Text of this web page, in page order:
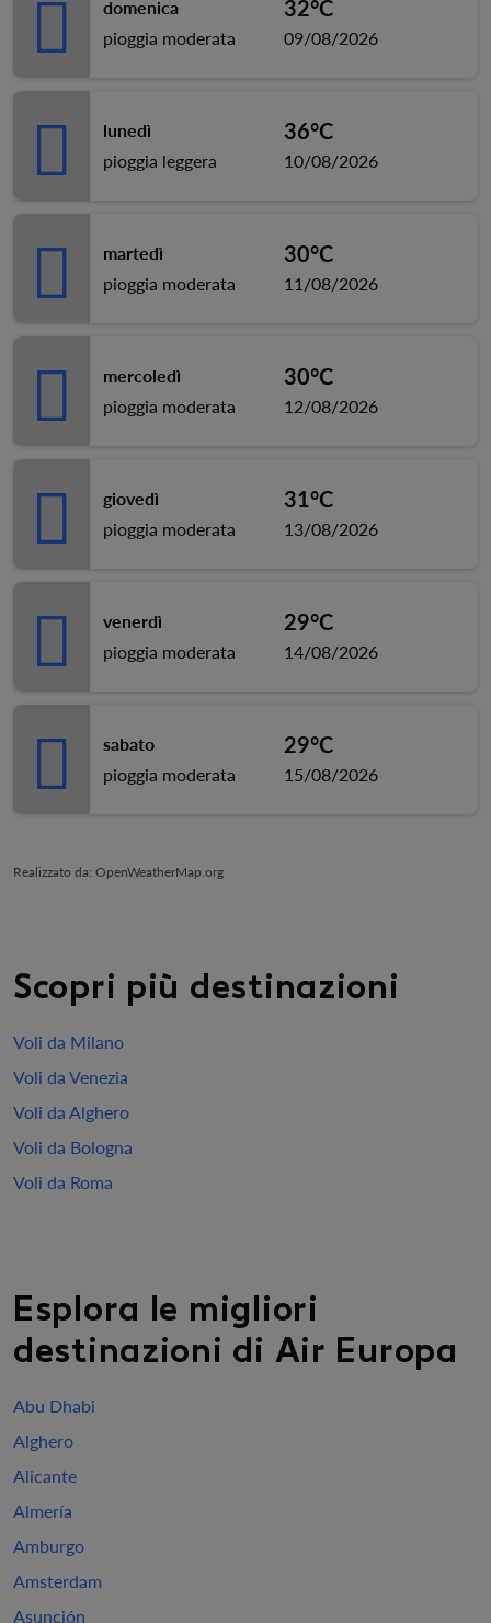
domenica
pioggia moderata
32°C
09/08/2026
lunedì
pioggia leggera
36°C
10/08/2026
martedì
pioggia moderata
30°C
11/08/2026
mercoledì
pioggia moderata
30°C
12/08/2026
giovedì
pioggia moderata
31°C
13/08/2026
venerdì
pioggia moderata
29°C
14/08/2026
sabato
pioggia moderata
29°C
15/08/2026
Realizzato da: OpenWeatherMap.org
Scopri più destinazioni
Voli da Milano
Voli da Venezia
Voli da Alghero
Voli da Bologna
Voli da Roma
Esplora le migliori
destinazioni di Air Europa
Abu Dhabi
Alghero
Alicante
Almería
Amburgo
Amsterdam
Asunción